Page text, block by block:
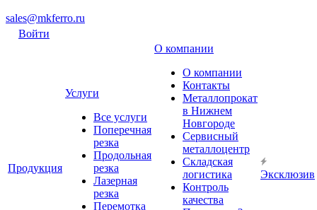
sales@mkferro.ru
Войти
Продукция
Услуги
Все услуги
Поперечная
резка
Продольная
резка
Лазерная
резка
Перемотка
О компании
О компании
Контакты
Металлопрокат
в Нижнем
Новгороде
Сервисный
металлоцентр
Складская
логистика
Контроль
качества
Эксклюзив